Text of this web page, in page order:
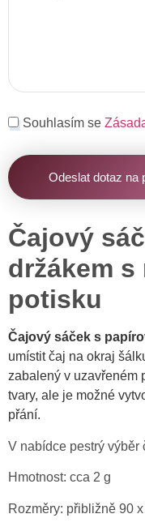
Souhlasím se
Odeslat dotaz na
Čajový
držákem
potisku
Čajový sáček s
umístit čaj na okraj
zabalený v uzavřeném
tvary, ale je možné
přání.
V nabídce pestrý výběr
Hmotnost: cca 2 g
Rozměry: přibližně 90